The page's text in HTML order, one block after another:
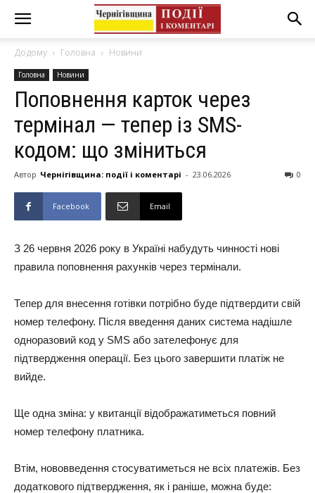
Додому Головна Новини
Головна Новини
Поповнення карток через
термінал — тепер із SMS-
кодом: що зміниться
Автор Чернігівщина: події і коментарі - 23.06.2026 0
Facebook Email
З 26 червня 2026 року в Україні набудуть чинності нові
правила поповнення рахунків через термінали.
Тепер для внесення готівки потрібно буде підтвердити свій
номер телефону. Після введення даних система надішле
одноразовий код у SMS або зателефонує для
підтвердження операції. Без цього завершити платіж не
вийде.
Ще одна зміна: у квитанції відображатиметься повний
номер телефону платника.
Втім, нововведення стосуватиметься не всіх платежів. Без
додаткового підтвердження, як і раніше, можна буде: